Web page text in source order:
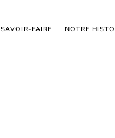
SAVOIR-FAIRE NOTRE